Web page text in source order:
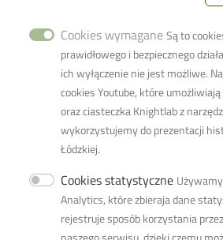
Cookies wymagane Są to
prawidłowego i bezpiecznego
ich wyłączenie nie jest możliwe.
cookies Youtube, które
oraz ciasteczka Knightlab z
wykorzystujemy do prezentacji
Łódzkiej.
Cookies statystyczne
Analytics, które zbieraja dane
rejestruje sposób korzystania
Fax +48 42 636-56-63
w9w9d@adm.p.lodz.pl
Adres ePUAP: /PolitLodz/W10